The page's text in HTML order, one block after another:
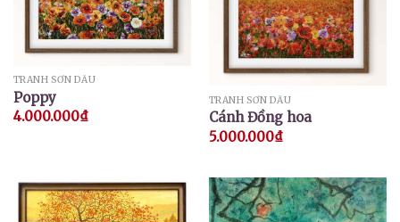
TRANH SƠN DẦU
Poppy
4.000.000₫
TRANH SƠN DẦU
Cánh Đồng hoa
5.000.000₫